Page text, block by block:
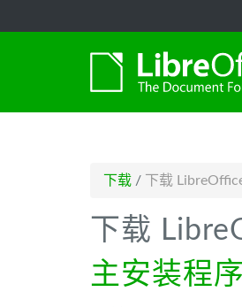
下载 / 下载
下载
主安装程序